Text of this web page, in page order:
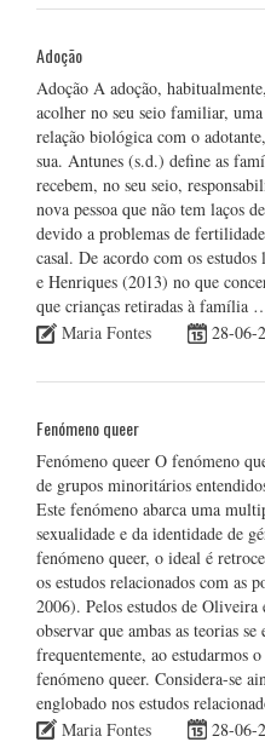
Adoção
Adoção A adoção,
acolher no seu seio familiar,
relação biológica com o
sua. Antunes (s.d.) define as
recebem, no seu seio,
nova pessoa que não tem laços
devido a problemas de
casal. De acordo com os
e Henriques (2013) no que
que crianças retiradas à família
Maria Fontes
28-06-
Fenómeno queer
Fenómeno queer O fenómeno
de grupos minoritários
Este fenómeno abarca uma
sexualidade e da identidade de
fenómeno queer, o ideal é
os estudos relacionados com as
2006). Pelos estudos de
observar que ambas as teorias
frequentemente, ao estudarmos
fenómeno queer. Considera-se
englobado nos estudos
Maria Fontes
28-06-